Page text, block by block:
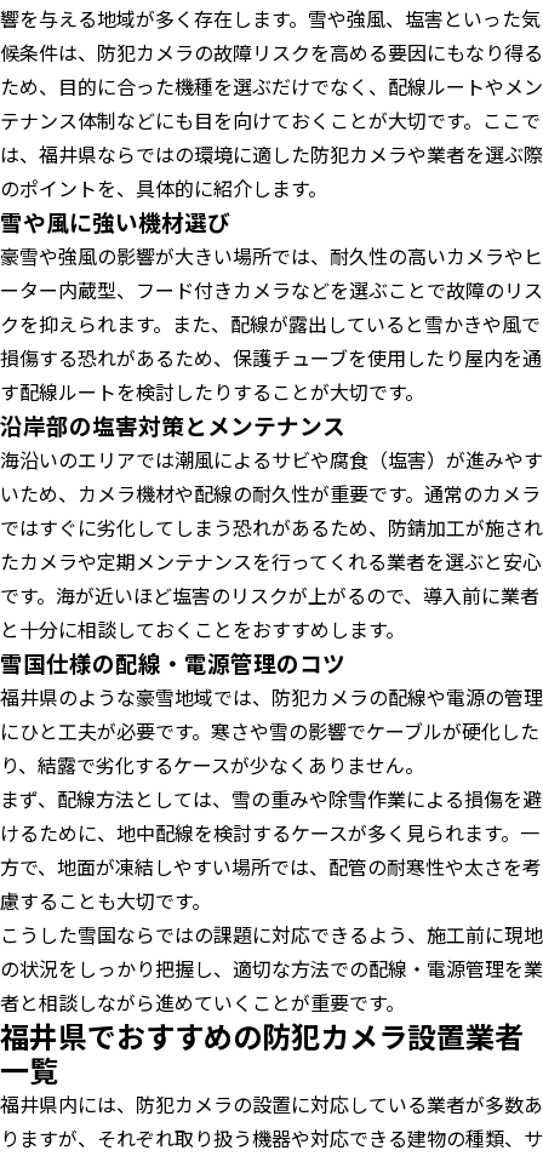
響を与える地域が多く存在します。雪や強風、塩害といった気
候条件は、防犯カメラの故障リスクを高める要因にもなり得る
ため、目的に合った機種を選ぶだけでなく、配線ルートやメン
テナンス体制などにも目を向けておくことが大切です。ここで
は、福井県ならではの環境に適した防犯カメラや業者を選ぶ際
のポイントを、具体的に紹介します。
雪や風に強い機材選び
豪雪や強風の影響が大きい場所では、耐久性の高いカメラやヒ
ーター内蔵型、フード付きカメラなどを選ぶことで故障のリス
クを抑えられます。また、配線が露出していると雪かきや風で
損傷する恐れがあるため、保護チューブを使用したり屋内を通
す配線ルートを検討したりすることが大切です。
沿岸部の塩害対策とメンテナンス
海沿いのエリアでは潮風によるサビや腐食（塩害）が進みやす
いため、カメラ機材や配線の耐久性が重要です。通常のカメラ
ではすぐに劣化してしまう恐れがあるため、防錆加工が施され
たカメラや定期メンテナンスを行ってくれる業者を選ぶと安心
です。海が近いほど塩害のリスクが上がるので、導入前に業者
と十分に相談しておくことをおすすめします。
雪国仕様の配線・電源管理のコツ
福井県のような豪雪地域では、防犯カメラの配線や電源の管理
にひと工夫が必要です。寒さや雪の影響でケーブルが硬化した
り、結露で劣化するケースが少なくありません。
まず、配線方法としては、雪の重みや除雪作業による損傷を避
けるために、地中配線を検討するケースが多く見られます。一
方で、地面が凍結しやすい場所では、配管の耐寒性や太さを考
慮することも大切です。
こうした雪国ならではの課題に対応できるよう、施工前に現地
の状況をしっかり把握し、適切な方法での配線・電源管理を業
者と相談しながら進めていくことが重要です。
福井県でおすすめの防犯カメラ設置業者
一覧
福井県内には、防犯カメラの設置に対応している業者が多数あ
りますが、それぞれ取り扱う機器や対応できる建物の種類、サ